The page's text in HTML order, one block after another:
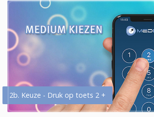
2b. Keuze - Druk op toets 2 +